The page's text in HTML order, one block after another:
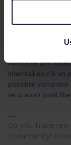
is it
reservation?
Anche se uno
interrrail.eu c’è un
possibile comprare
se ci sono posti
Do you have
community!